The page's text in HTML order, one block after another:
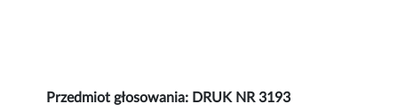
Przedmiot głosowania: DRUK NR 3193